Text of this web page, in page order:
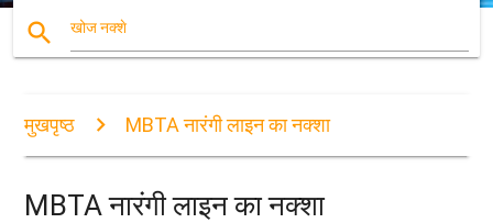
search खोज नक्शे
मुखपृष्ठ MBTA नारंगी लाइन का नक्शा
MBTA नारंगी लाइन का नक्शा